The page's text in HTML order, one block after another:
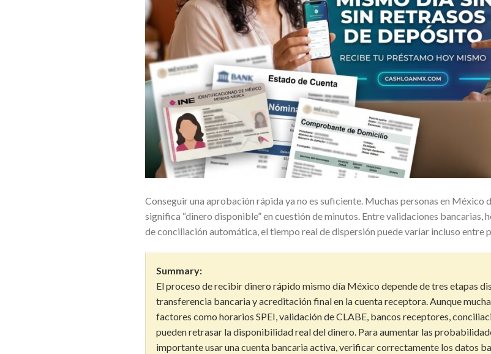
Conseguir una aprobación rápida ya no es suficiente. Muchas personas en México
significa “dinero disponible” en cuestión de minutos. Entre validaciones bancarias,
de conciliación automática, el tiempo real de dispersión puede variar incluso
Summary:
El proceso de recibir dinero rápido mismo día México depende de tres etapas
transferencia bancaria y acreditación final en la cuenta receptora. Aunque
factores como horarios SPEI, validación de CLABE, bancos receptores,
pueden retrasar la disponibilidad real del dinero. Para aumentar las
importante usar una cuenta bancaria activa, verificar correctamente los datos